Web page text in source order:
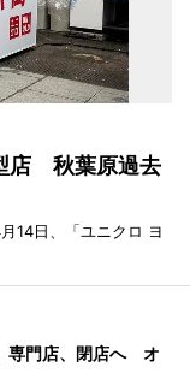
店 秋葉原過去
14日、「ユニクロ ヨ
専門店、閉店へ オ